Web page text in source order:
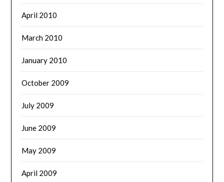
April 2010
March 2010
January 2010
October 2009
July 2009
June 2009
May 2009
April 2009